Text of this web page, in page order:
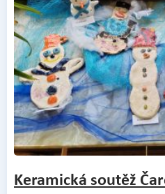
Keramická soutěž